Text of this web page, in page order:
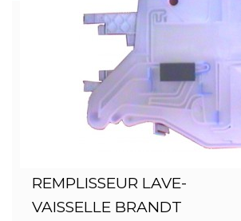
REMPLISSEUR LAVE-
VAISSELLE BRANDT